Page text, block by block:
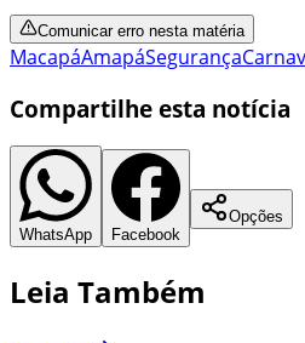
Comunicar erro nesta matéria
MacapáAmapáSegurança
Compartilhe esta notícia
WhatsApp Facebook
Opções
Leia Também